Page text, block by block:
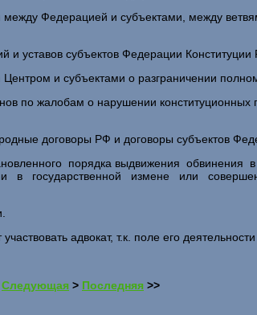
Федерацией и субъектами, между
и уставов субъектов Федерации Конституции
и субъектами о разграничении
по жалобам о нарушении конституционных
договоры РФ и договоры субъектов
порядка выдвижения обвинения в
в государственной измене или
адвокат, т.к. поле его
Следующая > Последняя >>